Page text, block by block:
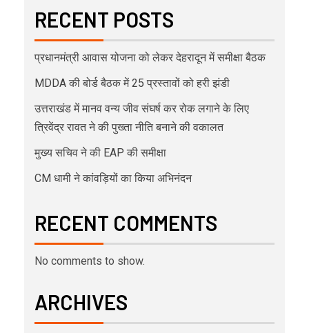
RECENT POSTS
प्रधानमंत्री आवास योजना को लेकर देहरादून में समीक्षा बैठक
MDDA की बोर्ड बैठक में 25 प्रस्तावों को हरी झंडी
उत्तराखंड में मानव वन्य जीव संघर्ष कर रोक लगाने के लिए
त्रिवेंद्र रावत ने की पुख्ता नीति बनाने की वकालत
मुख्य सचिव ने की EAP की समीक्षा
CM धामी ने कांवड़ियों का किया अभिनंदन
RECENT COMMENTS
No comments to show.
ARCHIVES